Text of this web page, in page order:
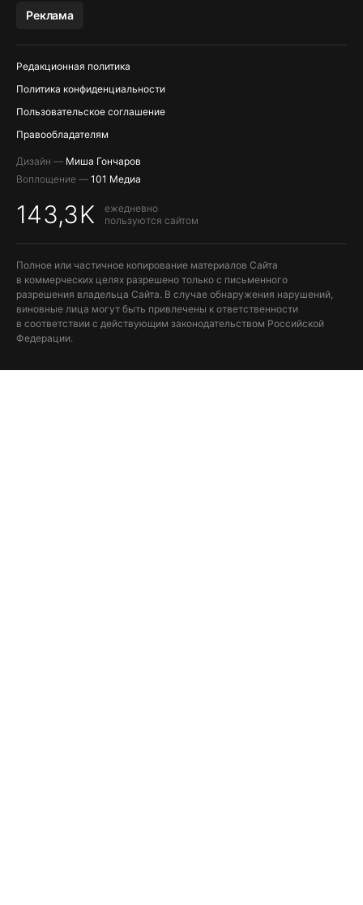
Реклама
Редакционная политика
Политика конфиденциальности
Пользовательское соглашение
Правообладателям
Дизайн — Миша Гончаров
Воплощение — 101 Медиа
143,3K
ежедневно
пользуются сайтом
Полное или частичное копирование материалов Сайта
в коммерческих целях разрешено только с письменного
разрешения владельца Сайта. В случае обнаружения нарушений,
виновные лица могут быть привлечены к ответственности
в соответствии с действующим законодательством Российской
Федерации.